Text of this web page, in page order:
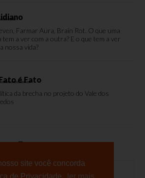
site você concorda
Farmar Aura, Brain Rot. O que uma
tem a ver com a outra? E o que tem a ver
nossa vida?
é Fato
da brecha no projeto do Vale dos
Enquete